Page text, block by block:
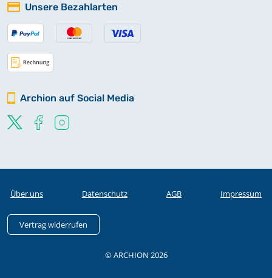
Unsere Bezahlarten
Archion auf Social Media
Über uns Datenschutz AGB Impressum
Vertrag widerrufen
© ARCHION 2026